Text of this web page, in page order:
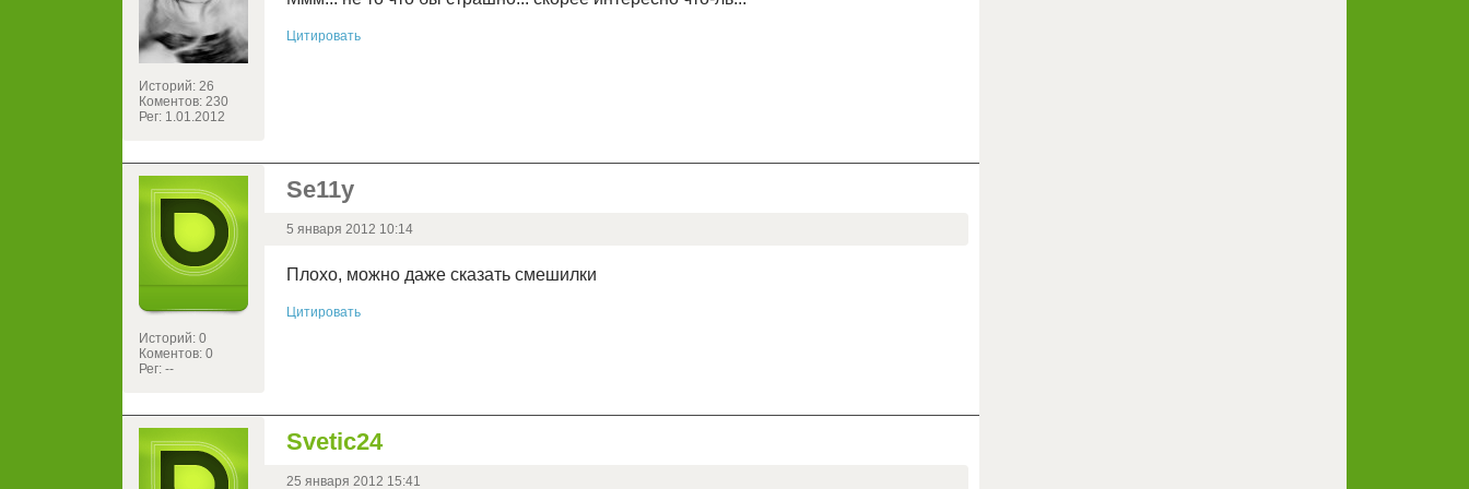
Историй: 26
Коментов: 230
Рег: 1.01.2012
Цитировать
Историй: 0
Коментов: 0
Рег: --
Se11y
5 января 2012 10:14
Плохо, можно даже сказать смешилки
Цитировать
Svetic24
25 января 2012 15:41